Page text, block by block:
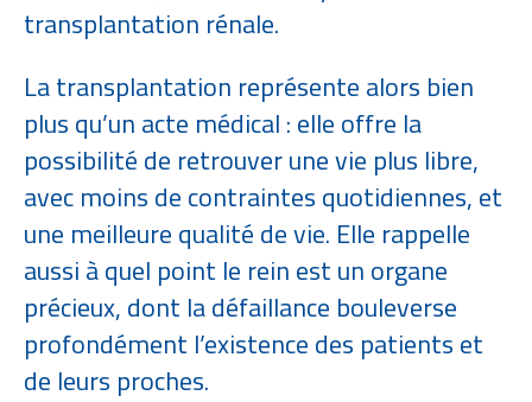
transplantation rénale.
La transplantation représente alors bien
plus qu’un acte médical : elle offre la
possibilité de retrouver une vie plus libre,
avec moins de contraintes quotidiennes, et
une meilleure qualité de vie. Elle rappelle
aussi à quel point le rein est un organe
précieux, dont la défaillance bouleverse
profondément l’existence des patients et
de leurs proches.